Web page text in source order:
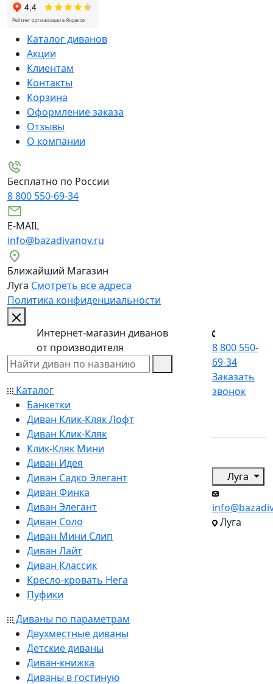
Каталог диванов
Акции
Клиентам
Контакты
Корзина
Оформление заказа
Отзывы
О компании
Бесплатно по России
8 800 550-69-34
E-MAIL
info@bazadivanov.ru
Ближайший Магазин
Луга Смотреть все адреса
Политика конфиденциальности
Интернет-магазин диванов
от производителя
Каталог
Банкетки
Диван Клик-Кляк Лофт
Диван Клик-Кляк
Клик-Кляк Мини
Диван Идея
Диван Садко Элегант
Диван Финка
Диван Элегант
Диван Соло
Диван Мини Слип
Диван Лайт
Диван Классик
Кресло-кровать Нега
Пуфики
Диваны по параметрам
Двухместные диваны
Детские диваны
Диван-книжка
Диваны в гостиную
8 800 550-
69-34
Заказать
звонок
Луга
Луга